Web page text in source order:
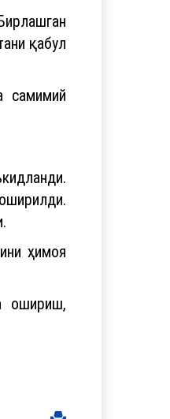
қабул
самимий
ҳимоя
ошириш,